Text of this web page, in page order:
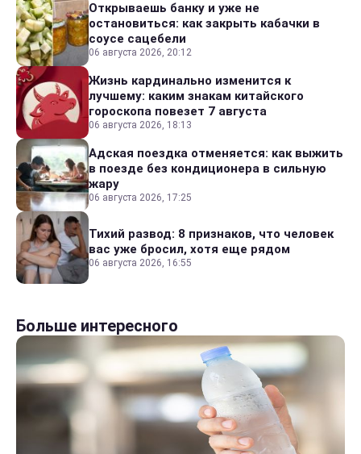
Открываешь банку и уже не
остановиться: как закрыть кабачки в
соусе сацебели
06 августа 2026, 20:12
Жизнь кардинально изменится к
лучшему: каким знакам китайского
гороскопа повезет 7 августа
06 августа 2026, 18:13
Адская поездка отменяется: как выжить
в поезде без кондиционера в сильную
жару
06 августа 2026, 17:25
Тихий развод: 8 признаков, что человек
вас уже бросил, хотя еще рядом
06 августа 2026, 16:55
Больше интересного